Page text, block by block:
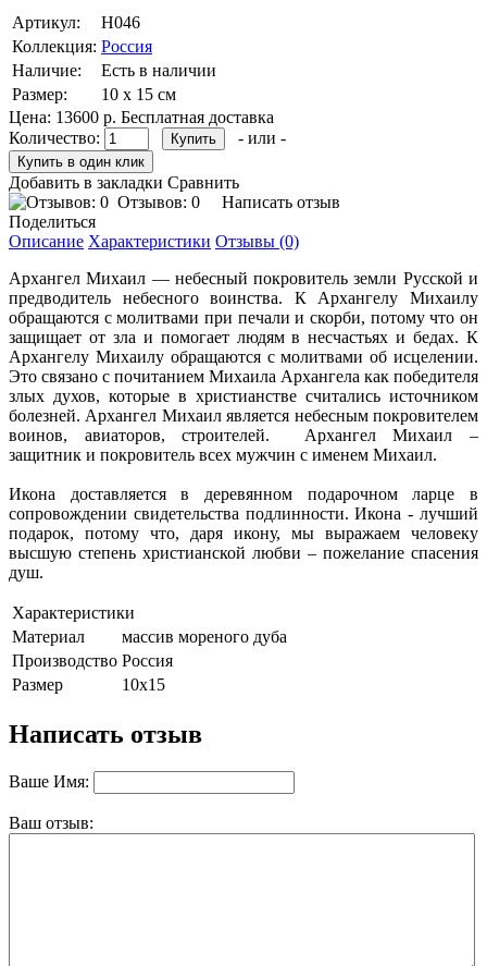
Артикул:
Н046
Коллекция: Россия
Наличие:
Есть в наличии
Размер:
10 х 15 см
Цена: 13600 р. Бесплатная доставка
Количество:
- или -
Добавить в закладки Сравнить
Отзывов: 0
Написать отзыв
Поделиться
Описание Характеристики Отзывы (0)
Архангел Михаил — небесный покровитель земли Русской и
предводитель небесного воинства. К Архангелу Михаилу
обращаются с молитвами при печали и скорби, потому что он
защищает от зла и помогает людям в несчастьях и бедах. К
Архангелу Михаилу обращаются с молитвами об исцелении.
Это связано с почитанием Михаила Архангела как победителя
злых духов, которые в христианстве считались источником
болезней. Архангел Михаил является небесным покровителем
воинов, авиаторов, строителей. Архангел Михаил –
защитник и покровитель всех мужчин с именем Михаил.
Икона доставляется в деревянном подарочном ларце в
сопровождении свидетельства подлинности. Икона - лучший
подарок, потому что, даря икону, мы выражаем человеку
высшую степень христианской любви – пожелание спасения
душ.
Характеристики
Материал
массив мореного дуба
Производство Россия
Размер
10х15
Написать отзыв
Ваше Имя:
Ваш отзыв: